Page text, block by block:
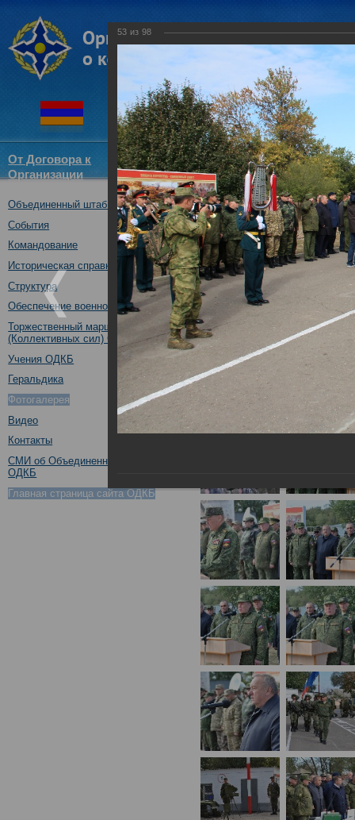
От Договора к
Организации
Структура
ОДКБ
Новости
Объединенный штаб ОДКБ
События
Командование
Историческая справка
Структура
Обеспечение военной безопасности
Торжественный марш Войск
(Коллективных сил) ОДКБ
Учения ОДКБ
Геральдика
Фотогалерея
Видео
Контакты
СМИ об Объединенном штабе
ОДКБ
Главная страница сайта ОДКБ
Открытие оперативно-
03.10.2017
53 из 98